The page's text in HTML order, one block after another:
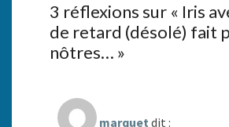
3 réflexions sur « Iris
de retard (désolé) fait
nôtres… »
marquet dit :